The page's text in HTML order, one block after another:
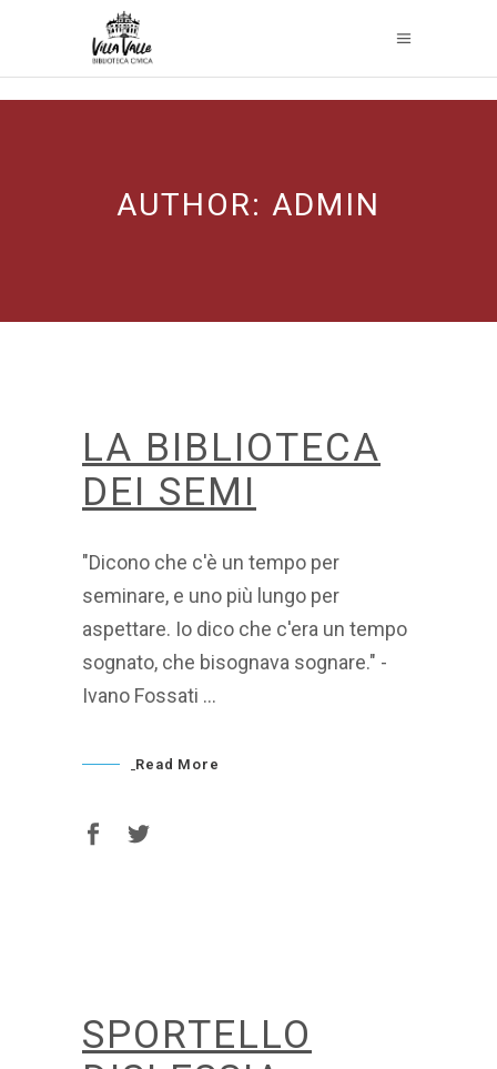
AUTHOR: ADMIN
LA BIBLIOTECA
DEI SEMI
"Dicono che c'è un tempo per
seminare, e uno più lungo per
aspettare. Io dico che c'era un tempo
sognato, che bisognava sognare." -
Ivano Fossati
Read More
SPORTELLO